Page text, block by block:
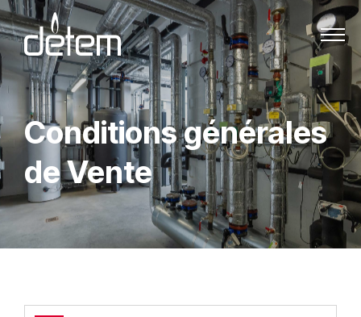
Passer au contenu
Conditions générales
de Vente